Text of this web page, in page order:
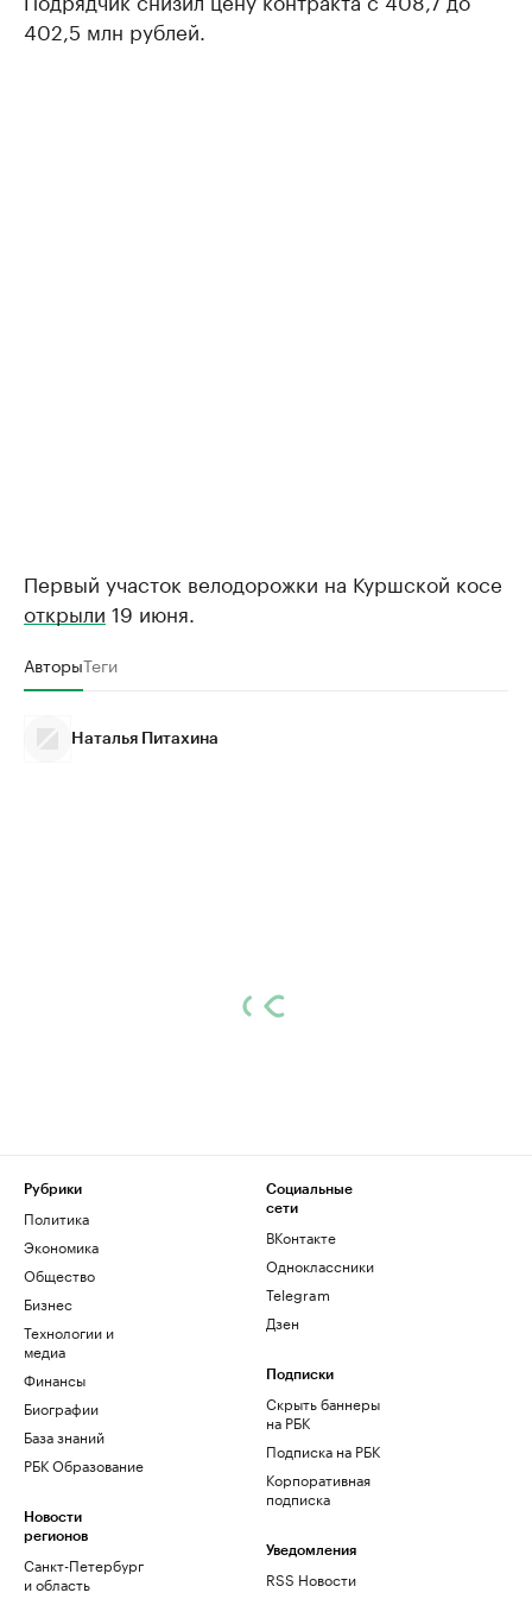
402,5 млн рублей.
Первый участок велодорожки на Куршской косе
открыли 19 июня.
АвторыТеги
Наталья Питахина
Рубрики
Политика
Экономика
Общество
Бизнес
Технологии и
медиа
Финансы
Биографии
База знаний
РБК Образование
Новости
регионов
Санкт-Петербург
и область
Социальные
сети
ВКонтакте
Одноклассники
Telegram
Дзен
Подписки
Скрыть баннеры
на РБК
Подписка на РБК
Корпоративная
подписка
Уведомления
RSS Новости